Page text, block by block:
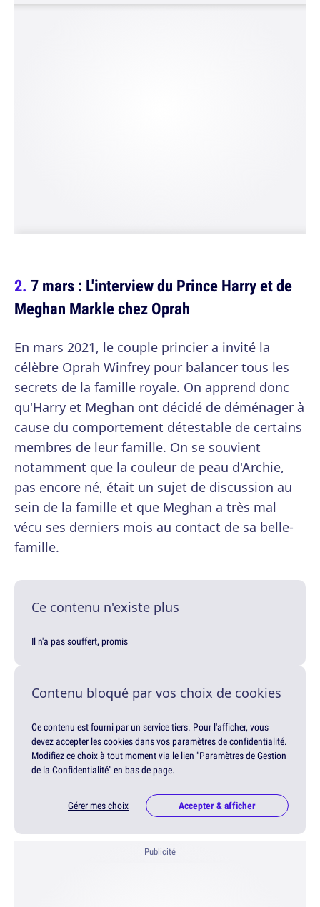
7 mars : L'interview du Prince Harry et de
Meghan Markle chez Oprah
En mars 2021, le couple princier a invité la
célèbre Oprah Winfrey pour balancer tous les
secrets de la famille royale. On apprend donc
qu'Harry et Meghan ont décidé de déménager à
cause du comportement détestable de certains
membres de leur famille. On se souvient
notamment que la couleur de peau d'Archie,
pas encore né, était un sujet de discussion au
sein de la famille et que Meghan a très mal
vécu ses derniers mois au contact de sa belle-
famille.
Ce contenu n'existe plus
Il n'a pas souffert, promis
Contenu bloqué par vos choix de cookies
Ce contenu est fourni par un service tiers. Pour l'afficher, vous
devez accepter les cookies dans vos paramètres de confidentialité.
Modifiez ce choix à tout moment via le lien "Paramètres de Gestion
de la Confidentialité" en bas de page.
Gérer mes choix Accepter & afficher
Publicité